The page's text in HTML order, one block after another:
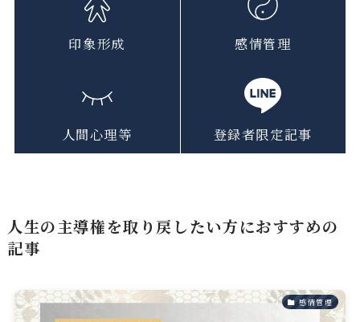
印象形成 感情管理
人間心理等 登録者限定記事
人生の主導権を取り戻したい方におすすめの
記事
感情管理